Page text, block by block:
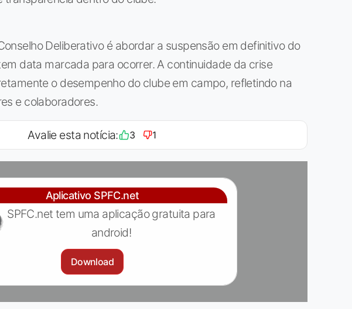
Deliberativo é abordar a suspensão em definitivo do
data marcada para ocorrer. A continuidade da crise
o desempenho do clube em campo, refletindo na
e colaboradores.
Avalie esta notícia: 3 1
Aplicativo SPFC.net
SPFC.net tem uma aplicação gratuita para
android!
Download